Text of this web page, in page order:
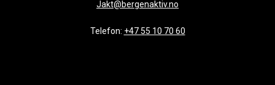
Jakt@bergenaktiv.no
Telefon: +47 55 10 70 60